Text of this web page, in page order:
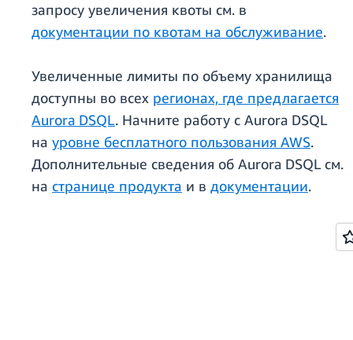
запросу увеличения квоты см. в
документации по квотам на обслуживание.
Увеличенные лимиты по объему хранилища
доступны во всех регионах, где предлагается
Aurora DSQL. Начните работу с Aurora DSQL
на уровне бесплатного пользования AWS.
Дополнительные сведения об Aurora DSQL см.
на странице продукта и в документации.